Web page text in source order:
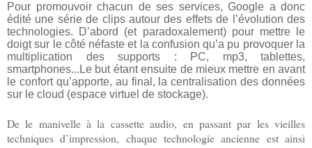
Pour promouvoir chacun de ses services, Google a donc
édité une série de clips autour des effets de l’évolution des
technologies. D’abord (et paradoxalement) pour mettre le
doigt sur le côté néfaste et la confusion qu’a pu provoquer la
multiplication des supports : PC, mp3, tablettes,
smartphones...Le but étant ensuite de mieux mettre en avant
le confort qu’apporte, au final, la centralisation des données
sur le cloud (espace virtuel de stockage).
De le manivelle à la cassette audio, en passant par les vieilles
techniques d’impression, chaque technologie ancienne est ainsi